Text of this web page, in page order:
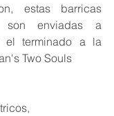
estas barricas
son enviadas a
el terminado a la
Two Souls